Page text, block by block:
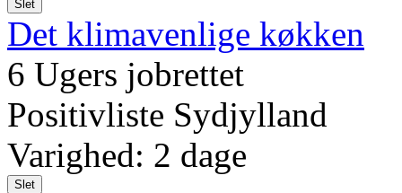
Slet
Det klimavenlige køkken
6 Ugers jobrettet
Positivliste Sydjylland
Varighed: 2 dage
Slet